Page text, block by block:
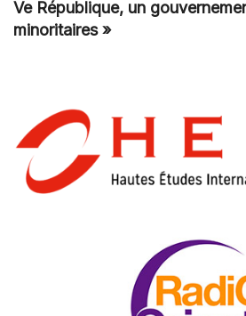
Ve République, un
minoritaires »